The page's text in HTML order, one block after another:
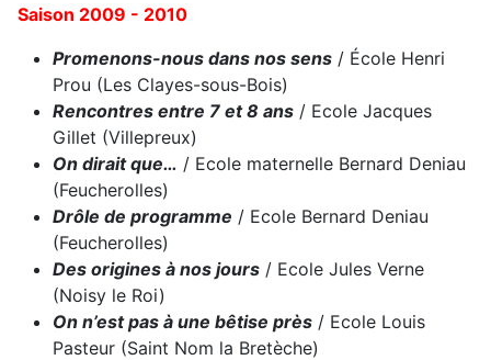
Saison 2009 - 2010
Promenons-nous dans nos sens / École Henri
Prou (Les Clayes-sous-Bois)
Rencontres entre 7 et 8 ans / Ecole Jacques
Gillet (Villepreux)
On dirait que… / Ecole maternelle Bernard Deniau
(Feucherolles)
Drôle de programme / Ecole Bernard Deniau
(Feucherolles)
Des origines à nos jours / Ecole Jules Verne
(Noisy le Roi)
On n’est pas à une bêtise près / Ecole Louis
Pasteur (Saint Nom la Bretèche)